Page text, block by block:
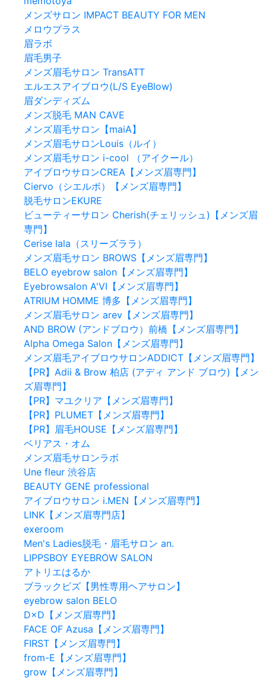
メンズサロン IMPACT BEAUTY FOR MEN
メロウプラス
眉ラボ
眉毛男子
メンズ眉毛サロン TransATT
エルエスアイブロウ(L/S EyeBlow)
眉ダンディズム
メンズ脱毛 MAN CAVE
メンズ眉毛サロン【maiA】
メンズ眉毛サロンLouis（ルイ）
メンズ眉毛サロン i-cool （アイクール）
アイブロウサロンCREA【メンズ眉専門】
Ciervo（シエルボ）【メンズ眉専門】
脱毛サロンEKURE
ビューティーサロン Cherish(チェリッシュ)【メンズ眉
専門】
Cerise lala（スリーズララ）
メンズ眉毛サロン BROWS【メンズ眉専門】
BELO eyebrow salon【メンズ眉専門】
Eyebrowsalon A'VI【メンズ眉専門】
ATRIUM HOMME 博多【メンズ眉専門】
メンズ眉毛サロン arev【メンズ眉専門】
AND BROW (アンドブロウ）前橋【メンズ眉専門】
Alpha Omega Salon【メンズ眉専門】
メンズ眉毛アイブロウサロンADDICT【メンズ眉専門】
【PR】Adii & Brow 柏店 (アディ アンド ブロウ)【メン
ズ眉専門】
【PR】マユクリア【メンズ眉専門】
【PR】PLUMET【メンズ眉専門】
【PR】眉毛HOUSE【メンズ眉専門】
ベリアス・オム
メンズ眉毛サロンラボ
Une fleur 渋谷店
BEAUTY GENE professional
アイブロウサロン i.MEN【メンズ眉専門】
LINK【メンズ眉専門店】
exeroom
Men's Ladies脱毛・眉毛サロン an.
LIPPSBOY EYEBROW SALON
アトリエはるか
ブラックビズ【男性専用ヘアサロン】
eyebrow salon BELO
D×D【メンズ眉専門】
FACE OF Azusa【メンズ眉専門】
FIRST【メンズ眉専門】
from-E【メンズ眉専門】
grow【メンズ眉専門】